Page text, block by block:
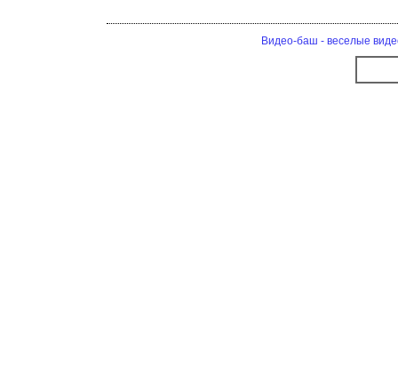
Видео-баш - веселые